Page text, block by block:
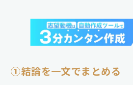
①結論を一文でまとめる